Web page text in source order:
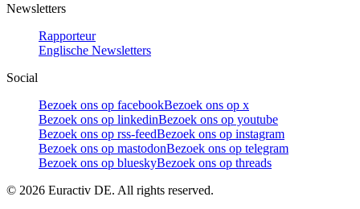
Newsletters
Rapporteur
Englische Newsletters
Social
Bezoek ons op facebookBezoek ons op x
Bezoek ons op linkedinBezoek ons op youtube
Bezoek ons op rss-feedBezoek ons op instagram
Bezoek ons op mastodonBezoek ons op telegram
Bezoek ons op blueskyBezoek ons op threads
© 2026 Euractiv DE. All rights reserved.